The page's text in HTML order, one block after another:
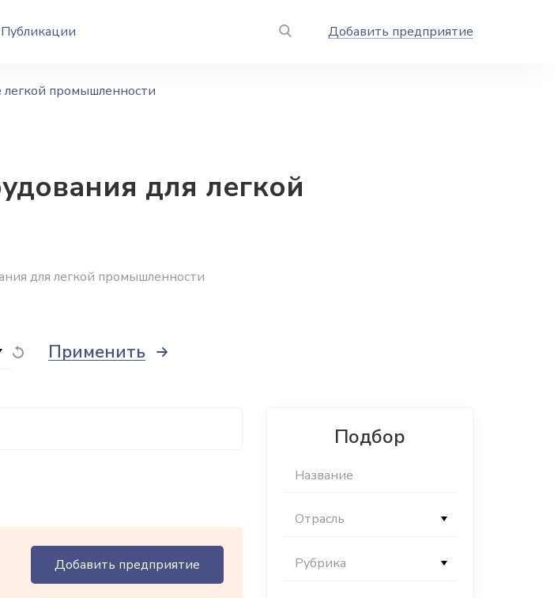
Публикации Добавить предприятие
промышленности
для легкой
для легкой промышленности
Применить
Добавить предприятие
Подбор
Отрасль
Рубрика